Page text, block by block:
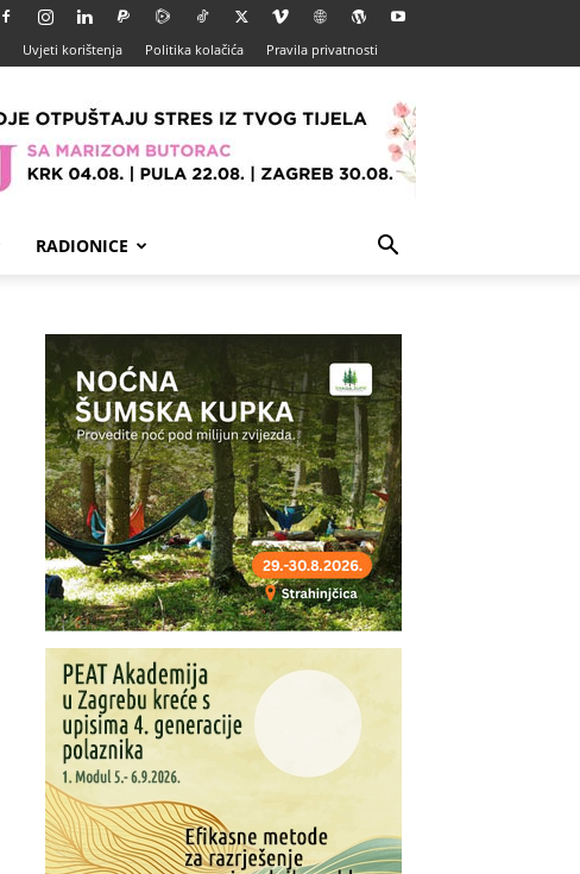
Uvjeti korištenja Politika kolačića Pravila privatnosti
RADIONICE